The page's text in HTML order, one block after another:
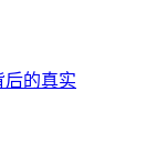
的真实